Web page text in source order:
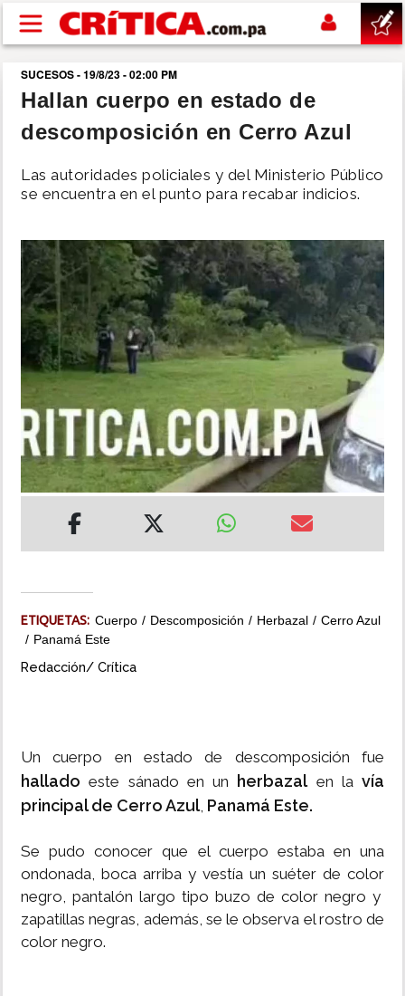
Pasar al contenido principal
buscar
SUCESOS
NACIONAL
SHOW
DEPORTES
MUNDO
INSÓLITAS
MULTIMEDIA
SUCESOS - 19/8/23 - 02:00 PM
Hallan cuerpo en estado de
descomposición en Cerro Azul
Las autoridades policiales y del Ministerio Público
se encuentra en el punto para recabar indicios.
ETIQUETAS: Cuerpo Descomposición Herbazal
Cerro Azul
Panamá Este
Redacción/ Crítica
Un cuerpo en estado de descomposición fue
hallado este sánado en un herbazalen la vía
principal de Cerro Azul, Panamá Este.
Se pudo conocer que el cuerpo estaba en una
ondonada, boca arriba y vestía un suéter de color
negro, pantalón largo tipo buzo de color negro y
zapatillas negras, además, se le observa el rostro de
color negro.